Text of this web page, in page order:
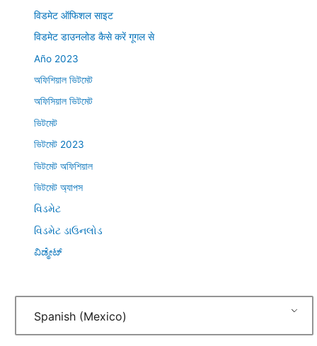
विडमेट ऑफिशल साइट
विडमेट डाउनलोड कैसे करें गूगल से
Año 2023
অফিশিয়াল ভিটমেট
অফিসিয়াল ভিটমেট
ভিটমেট
ভিটমেট 2023
ভিটমেট অফিশিয়াল
ভিটমেট অ্যাপস
વિડમેટ
વિડમેટ ડાઉનલોડ
ವಿಡ್ಮೇಟ್
Spanish (Mexico)